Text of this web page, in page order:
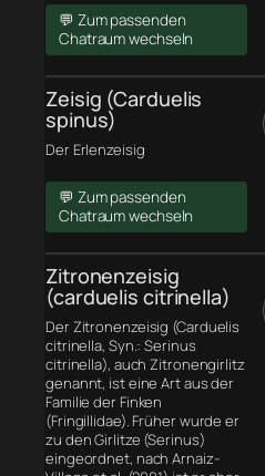
💬 Zum passenden
Chatraum wechseln
Zeisig (Carduelis
spinus)
Der Erlenzeisig
💬 Zum passenden
Chatraum wechseln
Zitronenzeisig
(carduelis citrinella)
Der Zitronenzeisig (Carduelis
citrinella, Syn.: Serinus
citrinella), auch Zitronengirlitz
genannt, ist eine Art aus der
Familie der Finken
(Fringillidae). Früher wurde er
zu den Girlitze (Serinus)
eingeordnet, nach Arnaiz-